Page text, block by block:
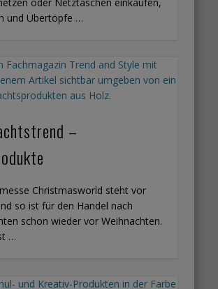
und Übertöpfe …
–
Christmasworld steht vor
so ist für den Handel nach
schon wieder vor Weihnachten.
…